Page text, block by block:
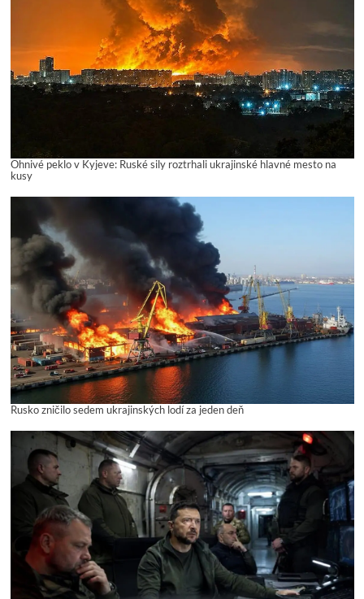
Ohnivé peklo v Kyjeve: Ruské sily roztrhali ukrajinské hlavné mesto na
kusy
Rusko zničilo sedem ukrajinských lodí za jeden deň